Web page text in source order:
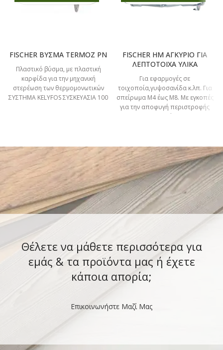
FISCHER ΒΥΣΜΑ TERMOZ PN
Πλαστικό βύσμα, με πλαστική
καρφίδα για την μηχανική
στερέωση των θερμομονωτικών
ΣΥΣΤΗΜΑ KELYFOS ΣΥΣΚΕΥΑΣΙΑ 100
FISCHER HM ΑΓΚΥΡΙΟ ΓΙΑ
ΛΕΠΤΟΤΟΙΧΑ ΥΛΙΚΑ
Για εφαρμογές σε
τοιχοποία,γυψοσανίδα κ.λπ. Για
σπείρωμα Μ4 έως Μ8. Με εγκοπές
για την αποφυγή περιστροφής
στην τρύπα.
Θέλετε να μάθετε περισσότερα για
εμάς & τα προϊόντα μας ή έχετε
κάποια απορία;
Επικοινωνήστε Μαζί Μας